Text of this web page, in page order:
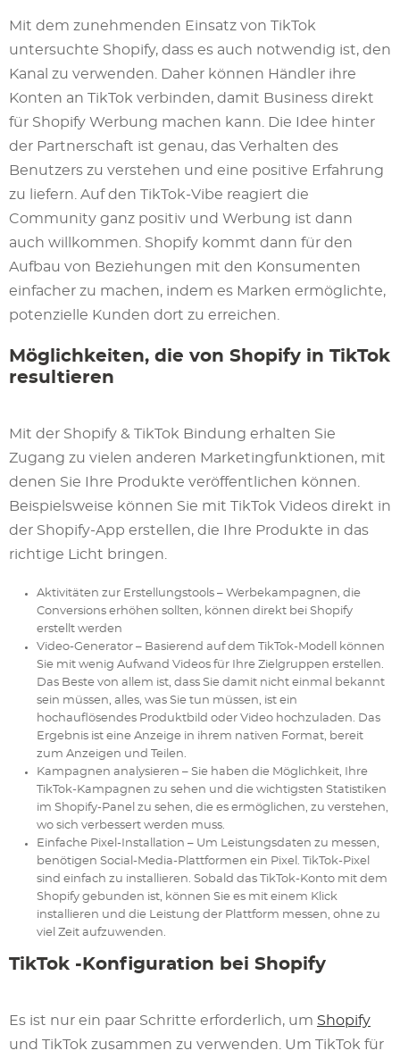
Mit dem zunehmenden Einsatz von TikTok
untersuchte Shopify, dass es auch notwendig ist, den
Kanal zu verwenden. Daher können Händler ihre
Konten an TikTok verbinden, damit Business direkt
für Shopify Werbung machen kann. Die Idee hinter
der Partnerschaft ist genau, das Verhalten des
Benutzers zu verstehen und eine positive Erfahrung
zu liefern. Auf den TikTok-Vibe reagiert die
Community ganz positiv und Werbung ist dann
auch willkommen. Shopify kommt dann für den
Aufbau von Beziehungen mit den Konsumenten
einfacher zu machen, indem es Marken ermöglichte,
potenzielle Kunden dort zu erreichen.
Möglichkeiten, die von Shopify in TikTok
resultieren
Mit der Shopify & TikTok Bindung erhalten Sie
Zugang zu vielen anderen Marketingfunktionen, mit
denen Sie Ihre Produkte veröffentlichen können.
Beispielsweise können Sie mit TikTok Videos direkt in
der Shopify-App erstellen, die Ihre Produkte in das
richtige Licht bringen.
Aktivitäten zur Erstellungstools – Werbekampagnen, die
Conversions erhöhen sollten, können direkt bei Shopify
erstellt werden
Video-Generator – Basierend auf dem TikTok-Modell können
Sie mit wenig Aufwand Videos für Ihre Zielgruppen erstellen.
Das Beste von allem ist, dass Sie damit nicht einmal bekannt
sein müssen, alles, was Sie tun müssen, ist ein
hochauflösendes Produktbild oder Video hochzuladen. Das
Ergebnis ist eine Anzeige in ihrem nativen Format, bereit
zum Anzeigen und Teilen.
Kampagnen analysieren – Sie haben die Möglichkeit, Ihre
TikTok-Kampagnen zu sehen und die wichtigsten Statistiken
im Shopify-Panel zu sehen, die es ermöglichen, zu verstehen,
wo sich verbessert werden muss.
Einfache Pixel-Installation – Um Leistungsdaten zu messen,
benötigen Social-Media-Plattformen ein Pixel. TikTok-Pixel
sind einfach zu installieren. Sobald das TikTok-Konto mit dem
Shopify gebunden ist, können Sie es mit einem Klick
installieren und die Leistung der Plattform messen, ohne zu
viel Zeit aufzuwenden.
TikTok -Konfiguration bei Shopify
Es ist nur ein paar Schritte erforderlich, um Shopify
und TikTok zusammen zu verwenden. Um TikTok für